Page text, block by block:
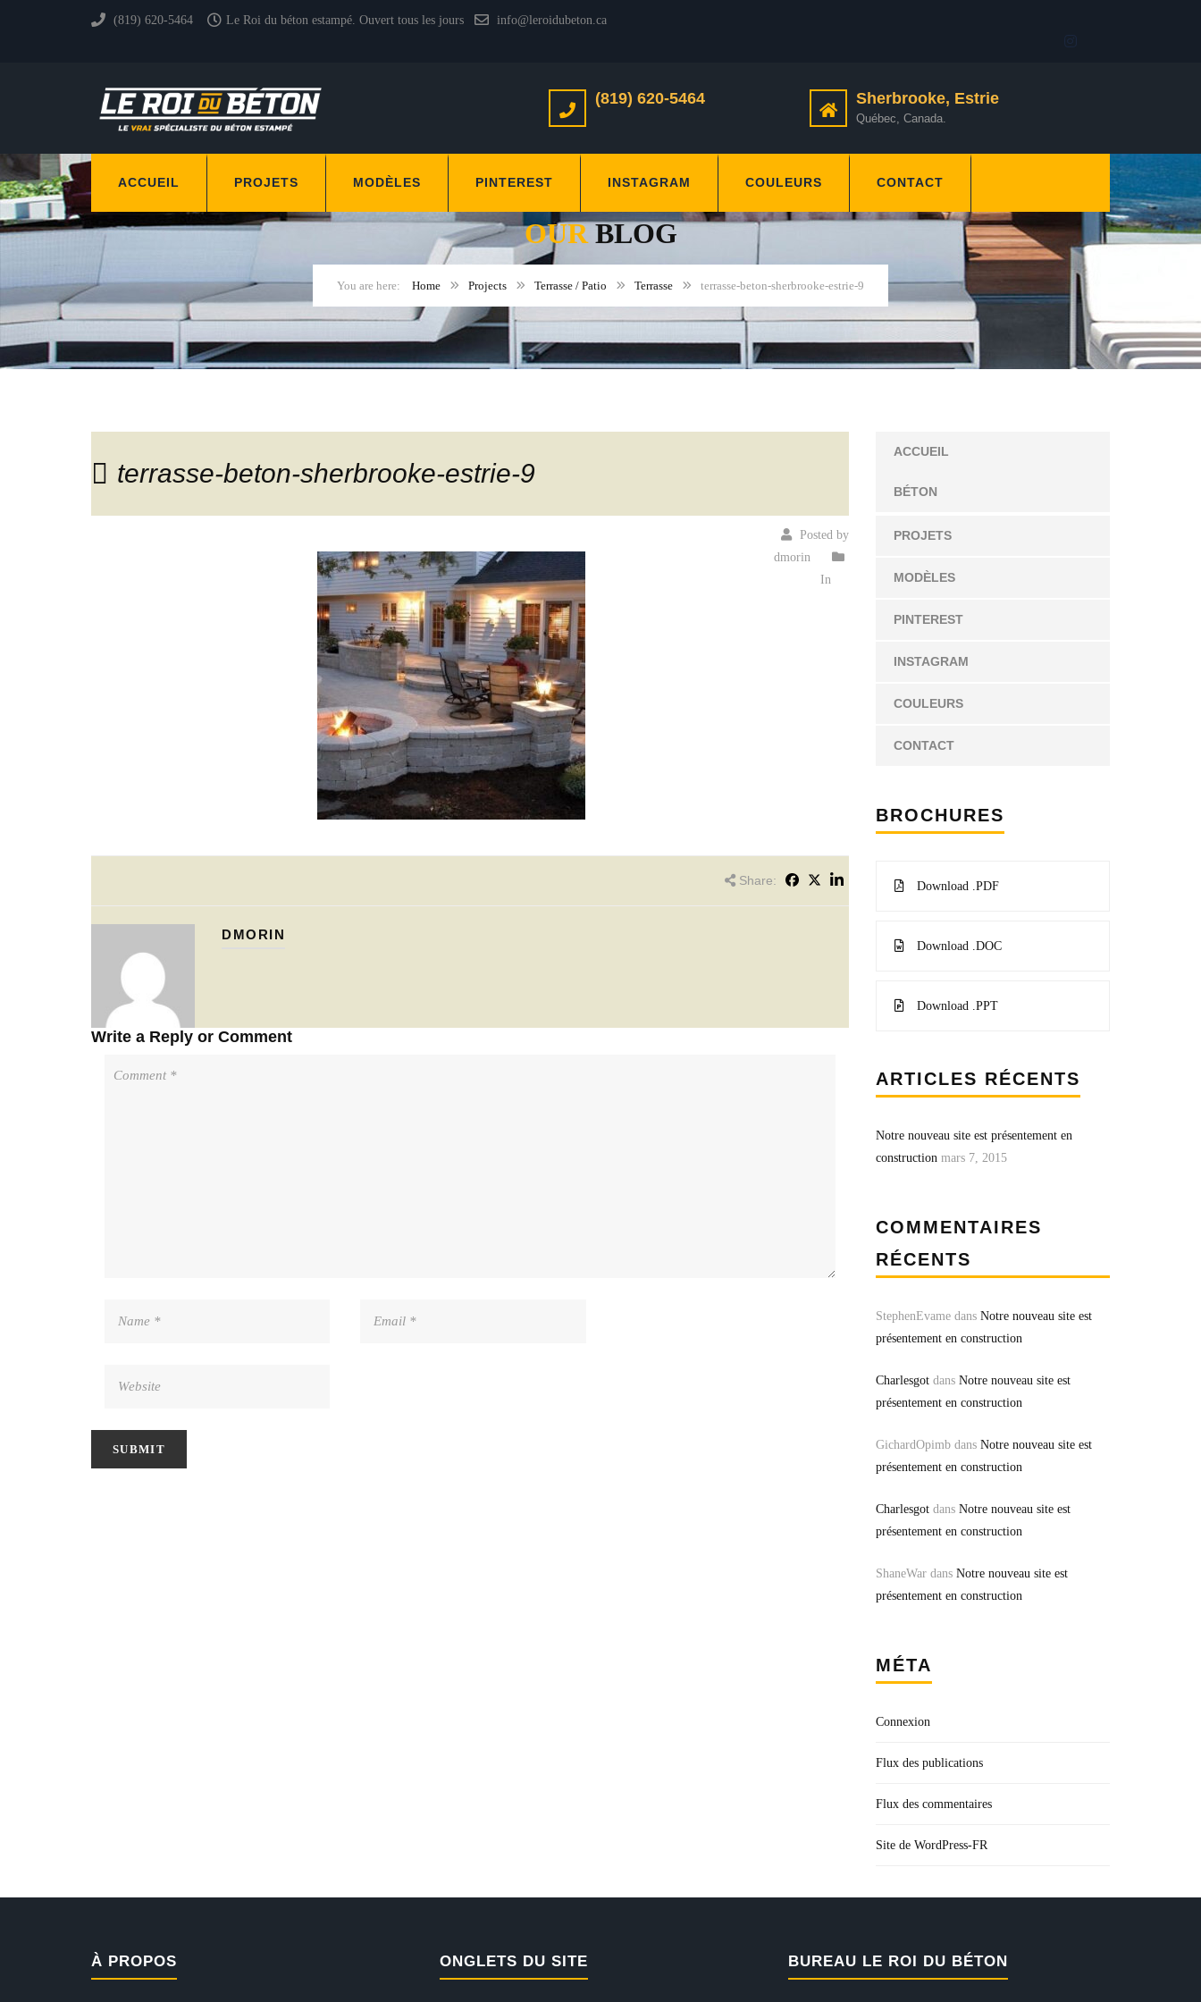
(819) 620-5464 Le Roi du béton estampé. Ouvert tous les jours info@leroidubeton.ca
(819) 620-5464 Sherbrooke, Estrie
Québec, Canada.
ACCUEIL PROJETS MODÈLES PINTEREST INSTAGRAM COULEURS CONTACT
OURBLOG
Home Projects Terrasse / Patio Terrasse terrasse-beton-sherbrooke-estrie-9
terrasse-beton-sherbrooke-estrie-9
Posted by
dmorin
In
Share:
DMORIN
Write a Reply or Comment
ACCUEIL
BÉTON
PROJETS
MODÈLES
PINTEREST
INSTAGRAM
COULEURS
CONTACT
BROCHURES
Download .PDF
Download .DOC
Download .PPT
ARTICLES RÉCENTS
Notre nouveau site est présentement en
construction mars 7, 2015
COMMENTAIRES
RÉCENTS
StephenEvamedans Notre nouveau site est
présentement en construction
Charlesgotdans Notre nouveau site est
présentement en construction
GichardOpimbdans Notre nouveau site est
présentement en construction
Charlesgotdans Notre nouveau site est
présentement en construction
ShaneWardans Notre nouveau site est
présentement en construction
MÉTA
Connexion
Flux des publications
Flux des commentaires
Site de WordPress-FR
À PROPOS ONGLETS DU SITE BUREAU LE ROI DU BÉTON